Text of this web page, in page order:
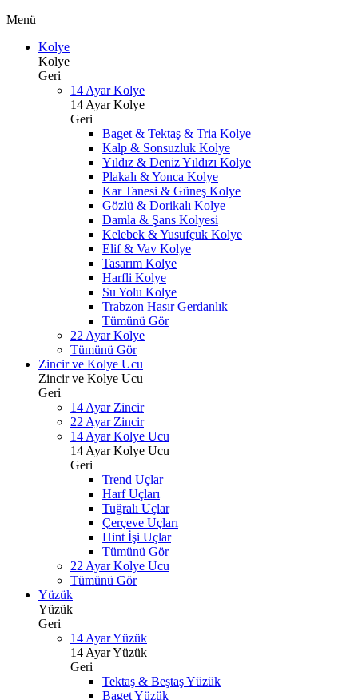
Menü
Kolye
Kolye
Geri
14 Ayar Kolye
14 Ayar Kolye
Geri
Baget & Tektaş & Tria Kolye
Kalp & Sonsuzluk Kolye
Yıldız & Deniz Yıldızı Kolye
Plakalı & Yonca Kolye
Kar Tanesi & Güneş Kolye
Gözlü & Dorikalı Kolye
Damla & Şans Kolyesi
Kelebek & Yusufçuk Kolye
Elif & Vav Kolye
Tasarım Kolye
Harfli Kolye
Su Yolu Kolye
Trabzon Hasır Gerdanlık
Tümünü Gör
22 Ayar Kolye
Tümünü Gör
Zincir ve Kolye Ucu
Zincir ve Kolye Ucu
Geri
14 Ayar Zincir
22 Ayar Zincir
14 Ayar Kolye Ucu
14 Ayar Kolye Ucu
Geri
Trend Uçlar
Harf Uçları
Tuğralı Uçlar
Çerçeve Uçları
Hint İşi Uçlar
Tümünü Gör
22 Ayar Kolye Ucu
Tümünü Gör
Yüzük
Yüzük
Geri
14 Ayar Yüzük
14 Ayar Yüzük
Geri
Tektaş & Beştaş Yüzük
Baget Yüzük